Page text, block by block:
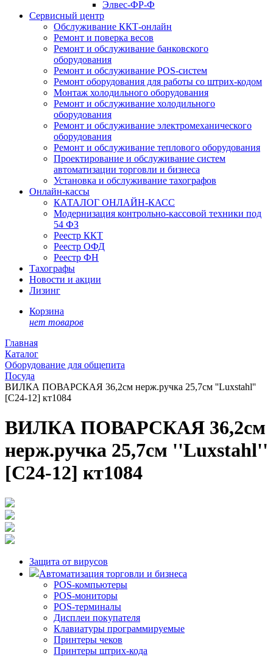
Элвес-ФР-Ф
Сервисный центр
Обслуживание ККТ-онлайн
Ремонт и поверка весов
Ремонт и обслуживание банковского
оборудования
Ремонт и обслуживание POS-систем
Ремонт оборудования для работы со штрих-кодом
Монтаж холодильного оборудования
Ремонт и обслуживание холодильного
оборудования
Ремонт и обслуживание электромеханического
оборудования
Ремонт и обслуживание теплового оборудования
Проектирование и обслуживание систем
автоматизации торговли и бизнеса
Установка и обслуживание тахографов
Онлайн-кассы
КАТАЛОГ ОНЛАЙН-КАСС
Модернизация контрольно-кассовой техники под
54 ФЗ
Реестр ККТ
Реестр ОФД
Реестр ФН
Тахографы
Новости и акции
Лизинг
Корзина
нет товаров
Главная
Каталог
Оборудование для общепита
Посуда
ВИЛКА ПОВАРСКАЯ 36,2см нерж.ручка 25,7см ''Luxstahl''
[C24-12] кт1084
ВИЛКА ПОВАРСКАЯ 36,2см
нерж.ручка 25,7см ''Luxstahl''
[C24-12] кт1084
Защита от вирусов
Автоматизация торговли и бизнеса
POS-компьютеры
POS-мониторы
POS-терминалы
Дисплеи покупателя
Клавиатуры программируемые
Принтеры чеков
Принтеры штрих-кода